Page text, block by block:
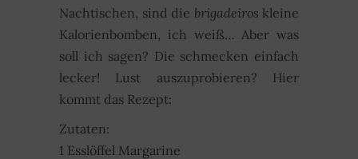
Nachtischen, sind die brigadeiros kleine
Kalorienbomben, ich weiß… Aber was
soll ich sagen? Die schmecken einfach
lecker! Lust auszuprobieren? Hier
kommt das Rezept:
Zutaten:
1 Esslöffel Margarine